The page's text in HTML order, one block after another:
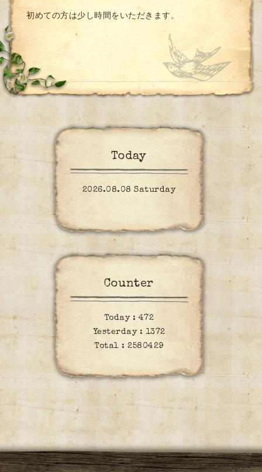
初めての方は少し時間をいただきます。
Today
2026.08.08 Saturday
Counter
Today : 472
Yesterday : 1372
Total :2580429